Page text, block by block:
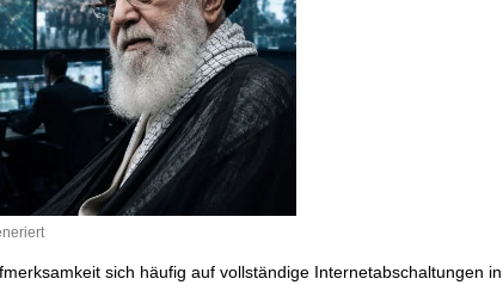
sich häufig auf vollständige Internetabschaltungen